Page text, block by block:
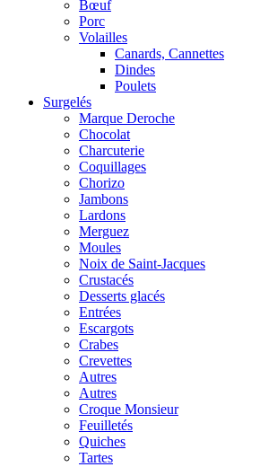
Bœuf
Porc
Volailles
Canards, Cannettes
Dindes
Poulets
Surgelés
Marque Deroche
Chocolat
Charcuterie
Coquillages
Chorizo
Jambons
Lardons
Merguez
Moules
Noix de Saint-Jacques
Crustacés
Desserts glacés
Entrées
Escargots
Crabes
Crevettes
Autres
Autres
Croque Monsieur
Feuilletés
Quiches
Tartes